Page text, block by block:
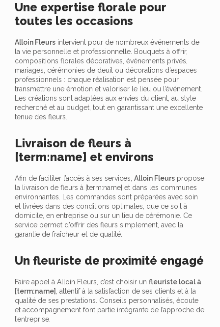
Une expertise florale pour
toutes les occasions
Alloin Fleurs intervient pour de nombreux événements de
la vie personnelle et professionnelle. Bouquets à offrir,
compositions florales décoratives, événements privés,
mariages, cérémonies de deuil ou décorations d’espaces
professionnels : chaque réalisation est pensée pour
transmettre une émotion et valoriser le lieu ou l’événement.
Les créations sont adaptées aux envies du client, au style
recherché et au budget, tout en garantissant une excellente
tenue des fleurs.
Livraison de fleurs à
[term:name] et environs
Afin de faciliter l’accès à ses services, Alloin Fleurs propose
la livraison de fleurs à [term:name] et dans les communes
environnantes. Les commandes sont préparées avec soin
et livrées dans des conditions optimales, que ce soit à
domicile, en entreprise ou sur un lieu de cérémonie. Ce
service permet d’offrir des fleurs simplement, avec la
garantie de fraîcheur et de qualité.
Un fleuriste de proximité engagé
Faire appel à Alloin Fleurs, c’est choisir un fleuriste local à
[term:name]
, attentif à la satisfaction de ses clients et à la
qualité de ses prestations. Conseils personnalisés, écoute
et accompagnement font partie intégrante de l’approche de
l’entreprise.